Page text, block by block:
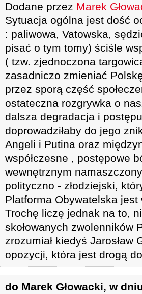
Dodane przez Marek
Sytuacja ogólna jest dość
: paliwowa, Vatowska,
pisać o tym tomy) ściśle
( tzw. zjednoczona
zasadniczo zmieniać
przez sporą część
ostateczna rozgrywka o
dalsza degradacja i
doprowadziłaby do jego
Angeli i Putina oraz
współczesne , postępowe
wewnętrznym
polityczno - złodziejski,
Platforma Obywatelska jest
Trochę liczę jednak na to,
skołowanych zwolenników
zrozumiał kiedyś
opozycji, która jest drogą
do Marek Głowacki, w